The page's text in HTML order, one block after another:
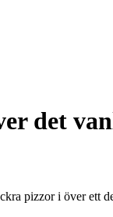
det
pizzor i över ett